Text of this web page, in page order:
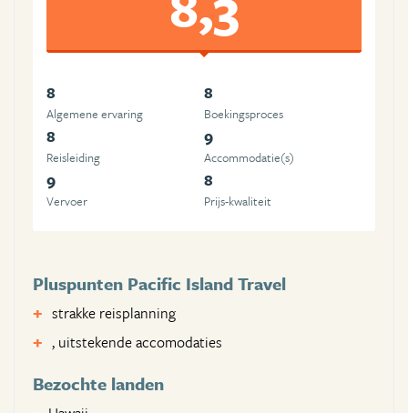
8
Algemene ervaring
8
Boekingsproces
8
Reisleiding
9
Accommodatie(s)
9
Vervoer
8
Prijs-kwaliteit
Pluspunten Pacific Island Travel
strakke reisplanning
, uitstekende accomodaties
Bezochte landen